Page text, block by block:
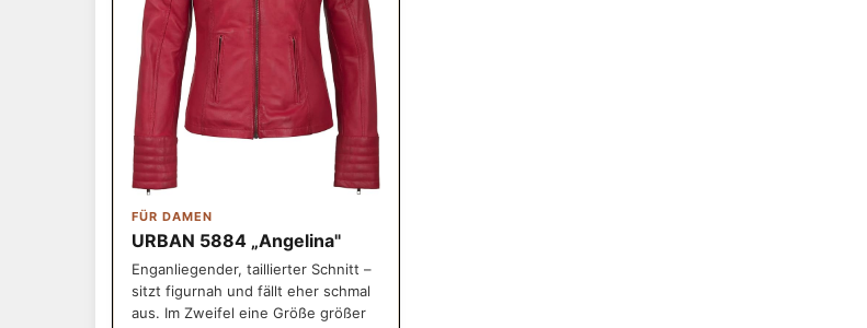
FÜR DAMEN
URBAN 5884 „Angelina"
Enganliegender, taillierter Schnitt –
sitzt figurnah und fällt eher schmal
aus. Im Zweifel eine Größe größer